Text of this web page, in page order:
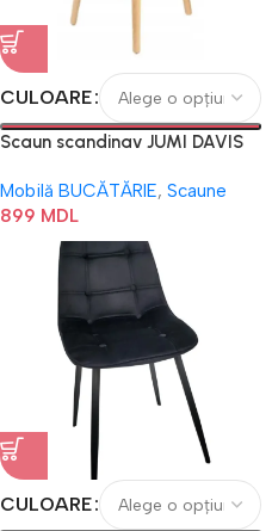
CULOARE
Scaun scandinav JUMI DAVIS
Mobilă BUCĂTĂRIE, Scaune
899 MDL
CULOARE